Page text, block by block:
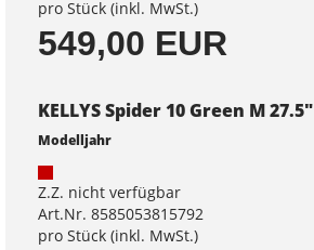
pro Stück (inkl. MwSt.)
549,00 EUR
KELLYS Spider 10 Green M 27.5"
Modelljahr
Z.Z. nicht verfügbar
Art.Nr. 8585053815792
pro Stück (inkl. MwSt.)